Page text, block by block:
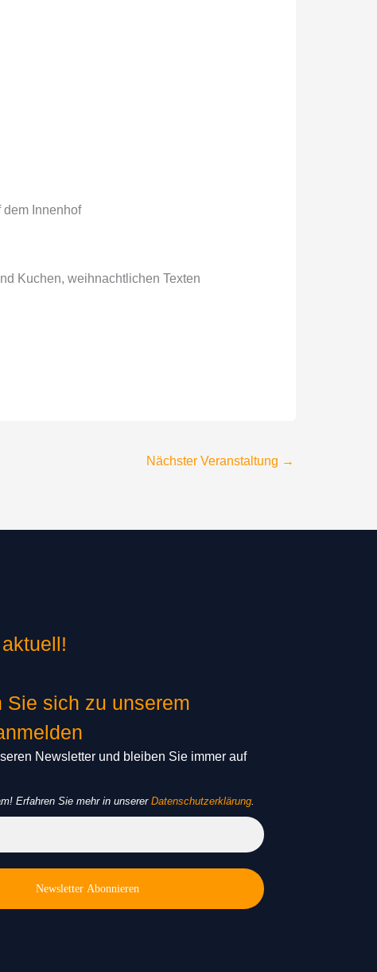
dem Innenhof
Kuchen, weihnachtlichen Texten
Nächster Veranstaltung →
Sie sich zu unserem
Newsletter und bleiben Sie immer auf
Erfahren Sie mehr in unsererDatenschutzerklärung